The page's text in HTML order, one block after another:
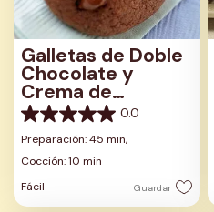
Galletas de Doble
Chocolate y
Crema de
Cacahuate0.0
0.0
de
5
Preparación: 45 min,
Cocción: 10 min
Fácil
Guardar